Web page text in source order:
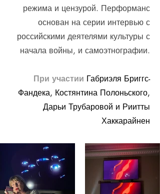
режима и цензурой. Перформанс
основан на серии интервью с
российскими деятелями культуры с
начала войны, и самоэтнографии.
При участии Габриэля Бриггс-
Фандека, Костянтина Полоньского,
Дарьи Трубаровой и Риитты
Хаккарайнен